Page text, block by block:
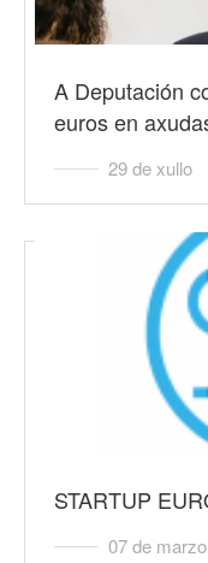
A Deputación
euros en
29 de xullo
STARTUP
07 de marzo